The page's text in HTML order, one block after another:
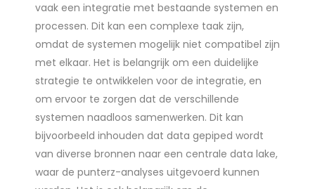
vaak een integratie met bestaande systemen en
processen. Dit kan een complexe taak zijn,
omdat de systemen mogelijk niet compatibel zijn
met elkaar. Het is belangrijk om een duidelijke
strategie te ontwikkelen voor de integratie, en
om ervoor te zorgen dat de verschillende
systemen naadloos samenwerken. Dit kan
bijvoorbeeld inhouden dat data gepiped wordt
van diverse bronnen naar een centrale data lake,
waar de punterz-analyses uitgevoerd kunnen